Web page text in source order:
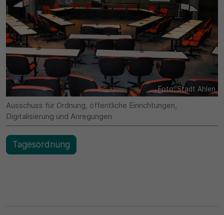
Foto: Stadt Ahlen
Ausschuss für Ordnung, öffentliche Einrichtungen,
Digitalisierung und Anregungen
Tagesordnung
Name
SgCookieOptin.lastPreferences
Anbieter
Cookie Consent / Ahlen
Laufzeit
1 Jahr
Dieser Wert speichert Ihre Consent-Einstellungen.
Matomo
Laufzeit
1 Jahr
Zweck
Wird für statistische Zwecke verwendet, um Details
wie die eindeutige Besucher-ID zu speichern.
Name